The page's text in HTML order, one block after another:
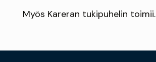
Myös Kareran tukipuhelin toimii.